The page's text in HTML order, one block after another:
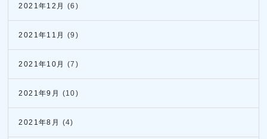
2021年12月 (6)
2021年11月 (9)
2021年10月 (7)
2021年9月 (10)
2021年8月 (4)